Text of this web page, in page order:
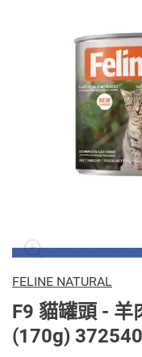
FELINE NATURAL
F9 貓罐頭 - 羊
(170g) 372540